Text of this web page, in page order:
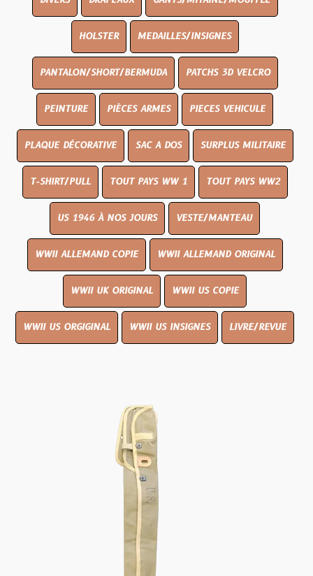
HOLSTER MEDAILLES/INSIGNES
PANTALON/SHORT/BERMUDA PATCHS 3D VELCRO
PEINTURE PIÈCES ARMES PIECES VEHICULE
PLAQUE DÉCORATIVE SAC A DOS SURPLUS MILITAIRE
T-SHIRT/PULL TOUT PAYS WW 1 TOUT PAYS WW2
US 1946 À NOS JOURS VESTE/MANTEAU
WWII ALLEMAND COPIE WWII ALLEMAND ORIGINAL
WWII UK ORIGINAL WWII US COPIE
WWII US ORGIGINAL WWII US INSIGNES LIVRE/REVUE